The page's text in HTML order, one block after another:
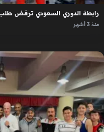
رابطة الدوري السعودي ترفض طلب
منذ 3 أشهر